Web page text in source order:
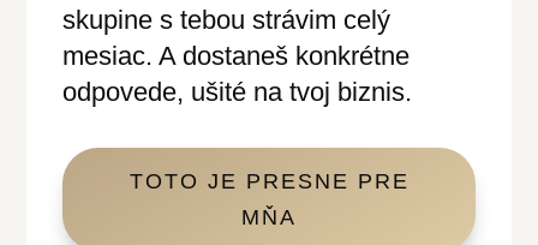
skupine s tebou strávim celý
mesiac. A dostaneš konkrétne
odpovede, ušité na tvoj biznis.
TOTO JE PRESNE PRE
MŇA